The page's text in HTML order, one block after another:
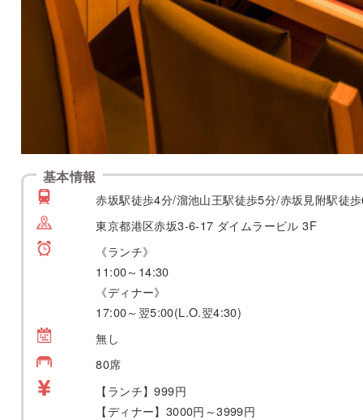
基本情報
赤坂駅徒歩4分/溜池山王駅徒歩5分/赤坂見附駅徒
東京都港区赤坂3-6-17 ダイムラービル 3F
《ランチ》
11:00～14:30
《ディナー》
17:00～翌5:00(L.O.翌4:30)
無し
80席
【ランチ】999円
【ディナー】3000円～3999円